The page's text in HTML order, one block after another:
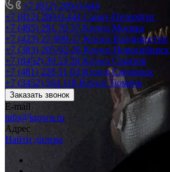
+7 (812) 209-0-444
+7 (812) 209-0-444 Санкт-Петербург
+7 (495) 291 70 37 Krown Москва
+7 (423) 27-999-17 Krown Владивосток
+7 (383) 205-92-26 Krown Новосибирск
+7 (8452) 39 53 28 Krown Саратов
+7 (481) 228 51 03 Krown Смоленск
+7 (3452) 564 118 Krown Тюмень
Заказать звонок
E-mail
info@krown.ru
Адрес
Найти дилера